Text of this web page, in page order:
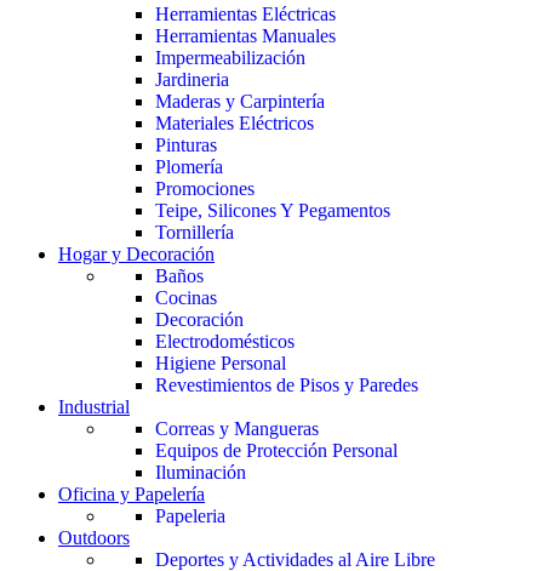
Herramientas Eléctricas
Herramientas Manuales
Impermeabilización
Jardineria
Maderas y Carpintería
Materiales Eléctricos
Pinturas
Plomería
Promociones
Teipe, Silicones Y Pegamentos
Tornillería
Hogar y Decoración
Baños
Cocinas
Decoración
Electrodomésticos
Higiene Personal
Revestimientos de Pisos y Paredes
Industrial
Correas y Mangueras
Equipos de Protección Personal
Iluminación
Oficina y Papelería
Papeleria
Outdoors
Deportes y Actividades al Aire Libre